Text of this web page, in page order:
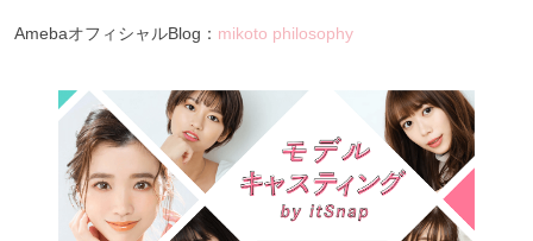
AmebaオフィシャルBlog： mikoto philosophy